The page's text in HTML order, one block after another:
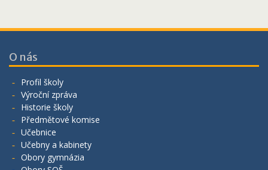
O nás
Profil školy
Výroční zpráva
Historie školy
Předmětové komise
Učebnice
Učebny a kabinety
Obory gymnázia